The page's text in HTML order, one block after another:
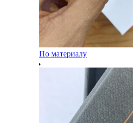
По материалу